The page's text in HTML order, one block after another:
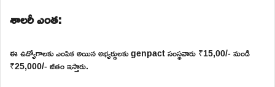
శాలరీ ఎంత:
ఈ ఉద్యోగాలకు ఎంపిక అయిన అభ్యర్థులకు genpact సంస్థవారు ₹15,00/- నుండి
₹25,000/- జీతం ఇస్తారు.